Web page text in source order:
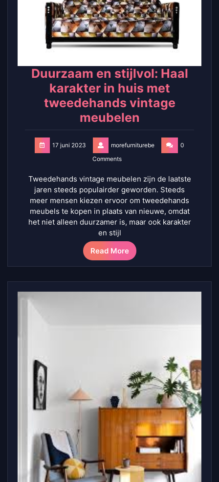
Duurzaam en stijlvol: Haal
karakter in huis met
tweedehands vintage
meubelen
17 juni 2023 morefurniturebe
0
Comments
Tweedehands vintage meubelen zijn de laatste
jaren steeds populairder geworden. Steeds
meer mensen kiezen ervoor om tweedehands
meubels te kopen in plaats van nieuwe, omdat
het niet alleen duurzamer is, maar ook karakter
en stijl
Read More